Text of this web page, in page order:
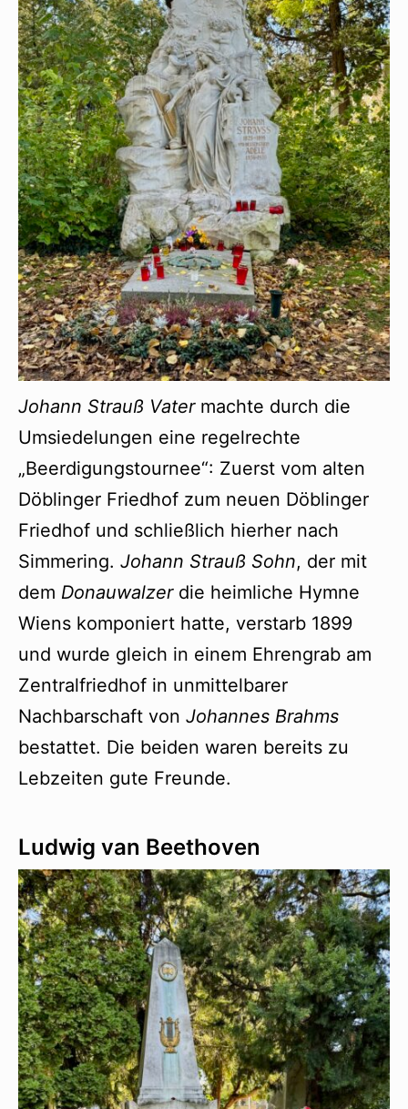
Johann Strauß Vatermachte durch die
Umsiedelungen eine regelrechte
„Beerdigungstournee“: Zuerst vom alten
Döblinger Friedhof zum neuen Döblinger
Friedhof und schließlich hierher nach
Simmering. Johann Strauß Sohn, der mit
dem Donauwalzer die heimliche Hymne
Wiens komponiert hatte, verstarb 1899
und wurde gleich in einem Ehrengrab am
Zentralfriedhof in unmittelbarer
Nachbarschaft von Johannes Brahms
bestattet. Die beiden waren bereits zu
Lebzeiten gute Freunde.
Ludwig van Beethoven